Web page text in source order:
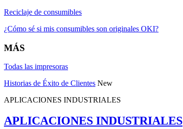
Reciclaje de consumibles
¿Cómo sé si mis consumibles son originales OKI?
MÁS
Todas las impresoras
Historias de Éxito de Clientes New
APLICACIONES INDUSTRIALES
APLICACIONES INDUSTRIALES